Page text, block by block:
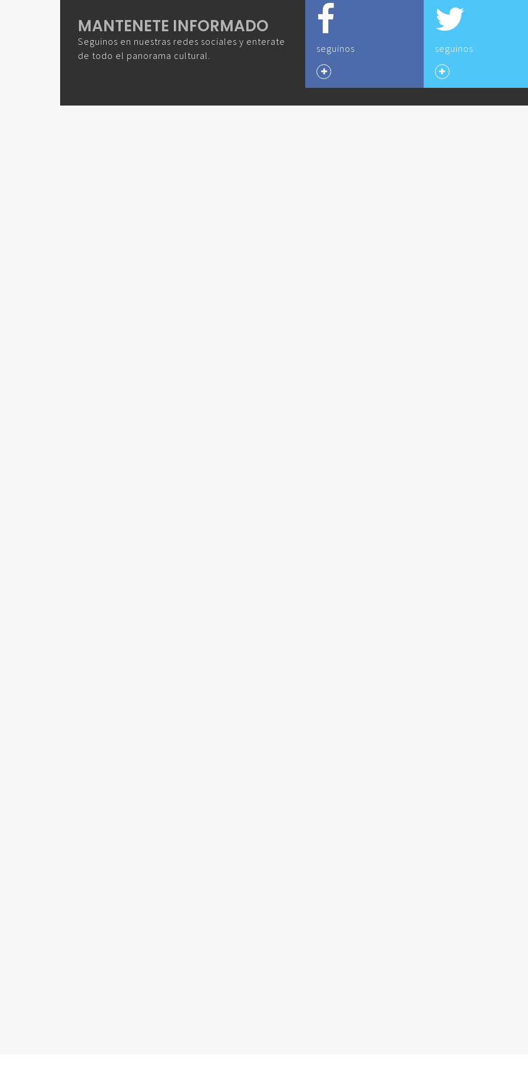
MANTENETE INFORMADO
Seguinos en nuestras redes sociales y enterate
de todo el panorama cultural.
seguinos seguinos